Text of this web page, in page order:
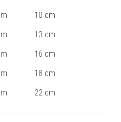
10 cm
13 cm
16 cm
18 cm
22 cm